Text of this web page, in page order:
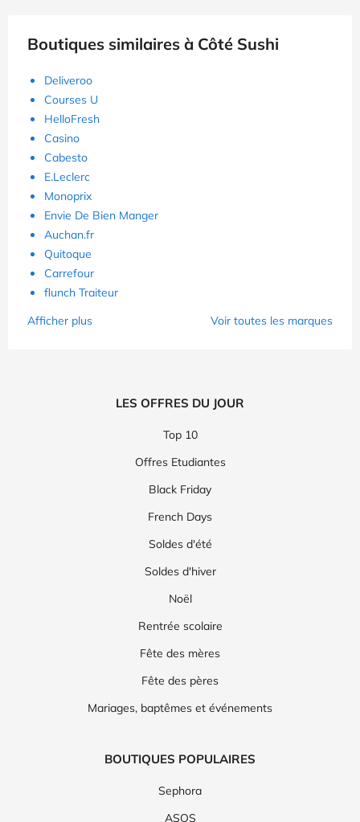
Boutiques similaires à Côté Sushi
Deliveroo
Courses U
HelloFresh
Casino
Cabesto
E.Leclerc
Monoprix
Envie De Bien Manger
Auchan.fr
Quitoque
Carrefour
flunch Traiteur
Afficher plus
Voir toutes les marques
LES OFFRES DU JOUR
Top 10
Offres Etudiantes
Black Friday
French Days
Soldes d'été
Soldes d'hiver
Noël
Rentrée scolaire
Fête des mères
Fête des pères
Mariages, baptêmes et événements
BOUTIQUES POPULAIRES
Sephora
ASOS